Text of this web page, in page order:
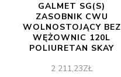
GALMET SG(S)
ZASOBNIK CWU
WOLNOSTOJĄCY BEZ
WĘŻOWNIC 120L
POLIURETAN SKAY
2 211,23ZŁ